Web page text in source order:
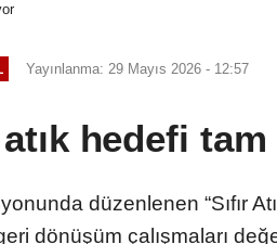
Yayınlanma: 29 Mayıs 2026 - 12:57
atık hedefi
düzenlenen “Sıfır
dönüşüm çalışmaları